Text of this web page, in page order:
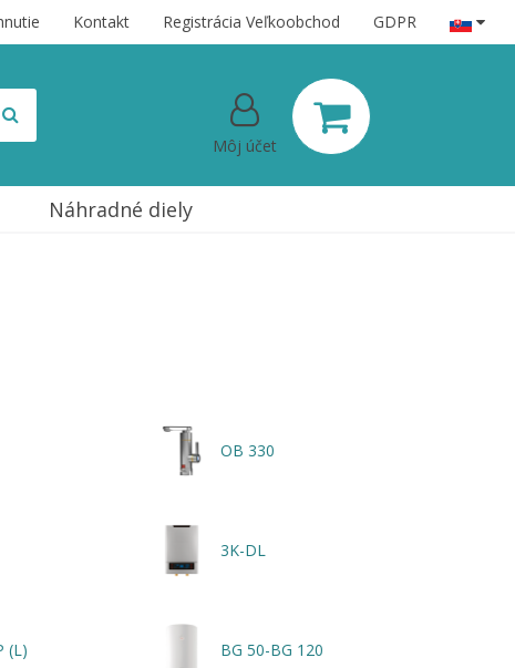
Kontakt Registrácia Veľkoobchod GDPR
Môj účet
Náhradné diely
OB 330
3K-DL
(L) BG 50-BG 120